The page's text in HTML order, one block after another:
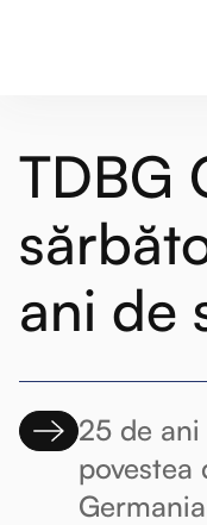
TDBG
ani de
25 de
povestea